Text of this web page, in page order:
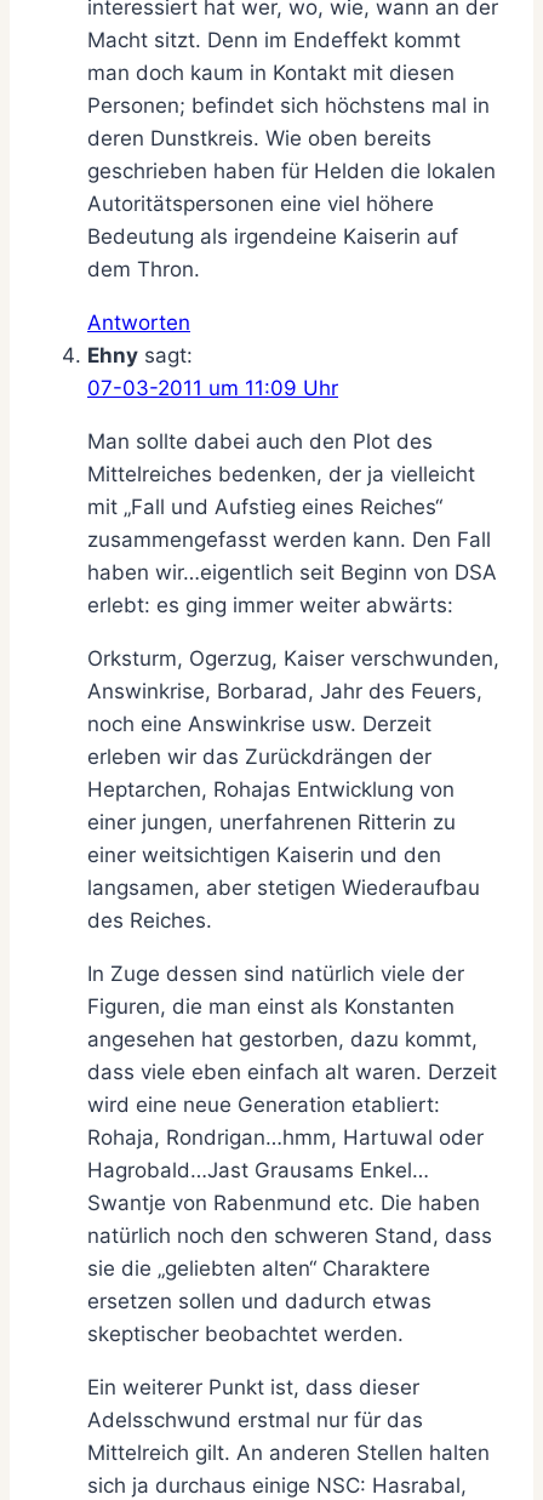
interessiert hat wer, wo, wie, wann an der
Macht sitzt. Denn im Endeffekt kommt
man doch kaum in Kontakt mit diesen
Personen; befindet sich höchstens mal in
deren Dunstkreis. Wie oben bereits
geschrieben haben für Helden die lokalen
Autoritätspersonen eine viel höhere
Bedeutung als irgendeine Kaiserin auf
dem Thron.
Antworten
Ehny sagt:
07-03-2011 um 11:09 Uhr
Man sollte dabei auch den Plot des
Mittelreiches bedenken, der ja vielleicht
mit „Fall und Aufstieg eines Reiches“
zusammengefasst werden kann. Den Fall
haben wir…eigentlich seit Beginn von DSA
erlebt: es ging immer weiter abwärts:
Orksturm, Ogerzug, Kaiser verschwunden,
Answinkrise, Borbarad, Jahr des Feuers,
noch eine Answinkrise usw. Derzeit
erleben wir das Zurückdrängen der
Heptarchen, Rohajas Entwicklung von
einer jungen, unerfahrenen Ritterin zu
einer weitsichtigen Kaiserin und den
langsamen, aber stetigen Wiederaufbau
des Reiches.
In Zuge dessen sind natürlich viele der
Figuren, die man einst als Konstanten
angesehen hat gestorben, dazu kommt,
dass viele eben einfach alt waren. Derzeit
wird eine neue Generation etabliert:
Rohaja, Rondrigan…hmm, Hartuwal oder
Hagrobald…Jast Grausams Enkel…
Swantje von Rabenmund etc. Die haben
natürlich noch den schweren Stand, dass
sie die „geliebten alten“ Charaktere
ersetzen sollen und dadurch etwas
skeptischer beobachtet werden.
Ein weiterer Punkt ist, dass dieser
Adelsschwund erstmal nur für das
Mittelreich gilt. An anderen Stellen halten
sich ja durchaus einige NSC: Hasrabal,